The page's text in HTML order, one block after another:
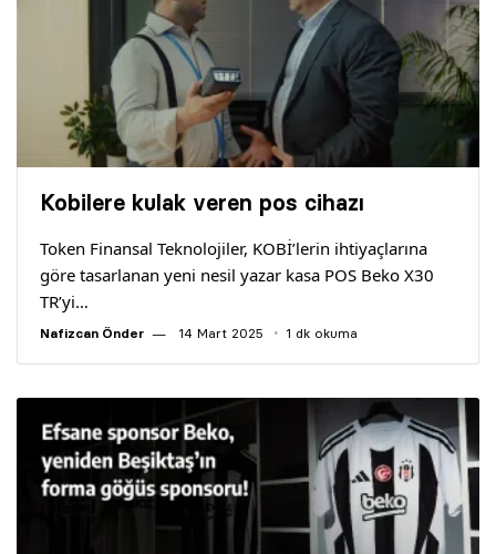
Kobilere kulak veren pos cihazı
Token Finansal Teknolojiler, KOBİ’lerin ihtiyaçlarına
göre tasarlanan yeni nesil yazar kasa POS Beko X30
TR’yi…
Nafizcan Önder 14 Mart 2025 1 dk okuma
Söyleşiler
Kariyer
Araştırma